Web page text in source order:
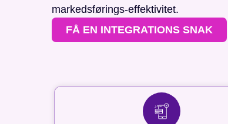
markedsførings-effektivitet.
FÅ EN INTEGRATIONS SNAK